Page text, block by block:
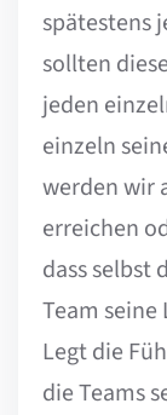
spätestens
sollten
jeden
einzeln
werden wir
erreichen
dass selbst
Team
Legt die
die Teams